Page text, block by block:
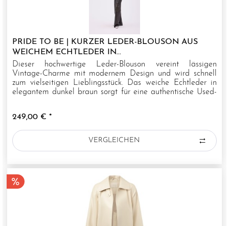
PRIDE TO BE | KURZER LEDER-BLOUSON AUS
WEICHEM ECHTLEDER IN...
Dieser hochwertige Leder-Blouson vereint lässigen
Vintage-Charme mit modernem Design und wird schnell
zum vielseitigen Lieblingsstück. Das weiche Echtleder in
elegantem dunkel braun sorgt für eine authentische Used-
249,00 € *
VERGLEICHEN